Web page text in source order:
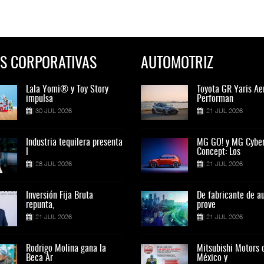
CORPORATIVAS
Lala Yomi® y Toy Story
impulsa
30 JUL 2026
Industria tequilera presenta
28 JUL 2026
Inversión Fija Bruta
repunta,
21 JUL 2026
Rodrigo Molina gana la
Beca Ar
Lala Yomi® y Toy
impulsa
30 JUL 2026
Industria tequilera
28 JUL 2026
Inversión Fija Bruta
repunta,
21 JUL 2026
Rodrigo Molina gana
Beca Ar
AUTOMOTRIZ
Toyota GR Yaris Aero
Performan
21 JUL 2026
MG GO! y MG Cyber
21 JUL 2026
De fabricante de autos a
prove
21 JUL 2026
Mitsubishi Motors de
México y
Toyota GR Yaris
Performan
21 JUL 2026
MG GO! y MG
Concept: Los
21 JUL 2026
De fabricante de
prove
21 JUL 2026
Mitsubishi Motors
México y